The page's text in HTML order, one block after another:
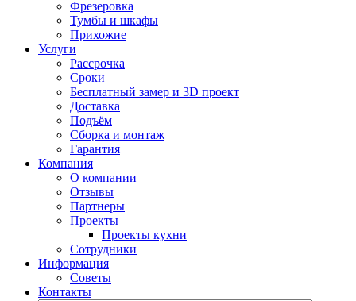
Фрезеровка
Тумбы и шкафы
Прихожие
Услуги
Рассрочка
Сроки
Бесплатный замер и 3D проект
Доставка
Подъём
Сборка и монтаж
Гарантия
Компания
О компании
Отзывы
Партнеры
Проекты
Проекты кухни
Сотрудники
Информация
Советы
Контакты